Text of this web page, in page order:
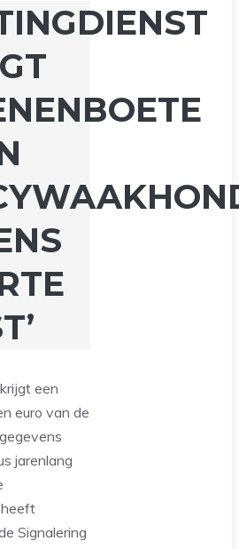
een
euro van de
jarenlang
Signalering